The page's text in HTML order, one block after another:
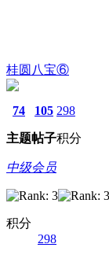
桂圆八宝⑥
74
主题
105
帖子
298
积分
中级会员
积分
298